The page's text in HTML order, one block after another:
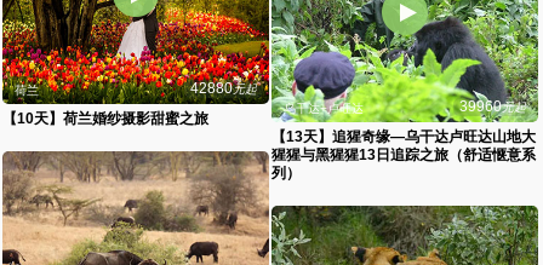
42880元起
荷兰
【10天】荷兰婚纱摄影甜蜜之旅
39960元起
乌干达+卢旺达
【13天】追猩奇缘—乌干达卢旺达山地大
猩猩与黑猩猩13日追踪之旅（舒适惬意系
列）